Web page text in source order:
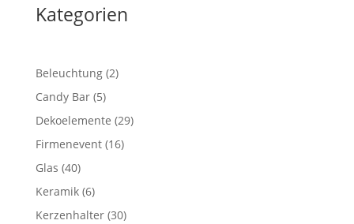
Kategorien
Beleuchtung 22
Candy Bar 55
Produkte
Dekoelemente 2929
Firmenevent 1616
Glas 4040
Produkte
Keramik 66
Produkte
Kerzenhalter 3030